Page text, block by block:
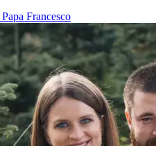
Papa Francesco